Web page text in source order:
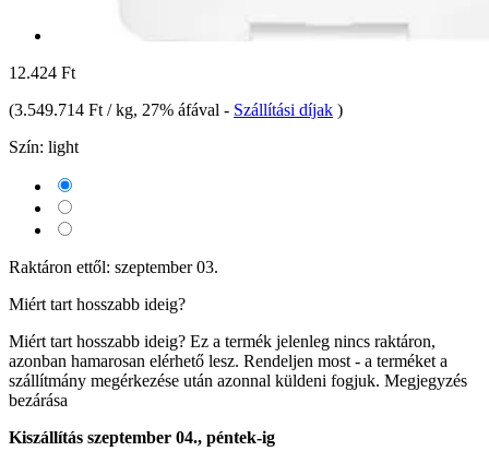
12.424 Ft
(3.549.714 Ft / kg, 27% áfával - Szállítási díjak )
Szín: light
Raktáron ettől: szeptember 03.
Miért tart hosszabb ideig?
Miért tart hosszabb ideig? Ez a termék jelenleg nincs raktáron,
azonban hamarosan elérhető lesz. Rendeljen most - a terméket a
szállítmány megérkezése után azonnal küldeni fogjuk. Megjegyzés
bezárása
Kiszállítás szeptember 04., péntek-ig